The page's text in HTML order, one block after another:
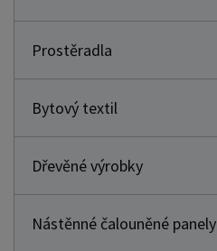
Prostěradla
Bytový textil
Dřevěné výrobky
Nástěnné čalouněné panely